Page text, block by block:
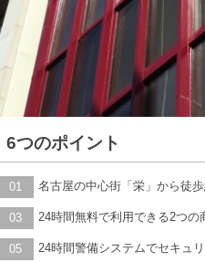
6つのポイント
01 名古屋の中心街「栄」から徒
03 24時間無料で利用できる2つの
05 24時間警備システムでセキュ